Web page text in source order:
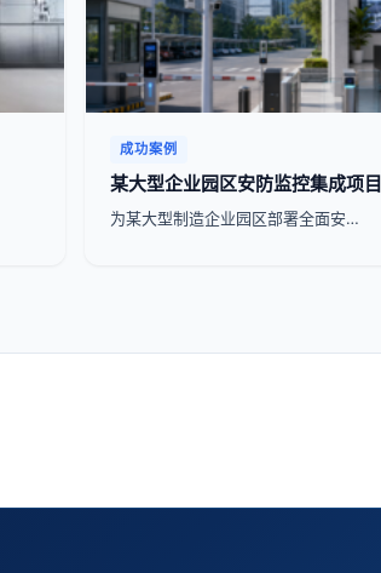
成功案例
某大型企业园区安防监控集成项目
为某大型制造企业园区部署全面安…